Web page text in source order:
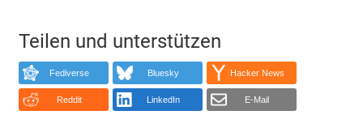
Teilen und unterstützen
Fediverse Bluesky Hacker News
Reddit LinkedIn E-Mail